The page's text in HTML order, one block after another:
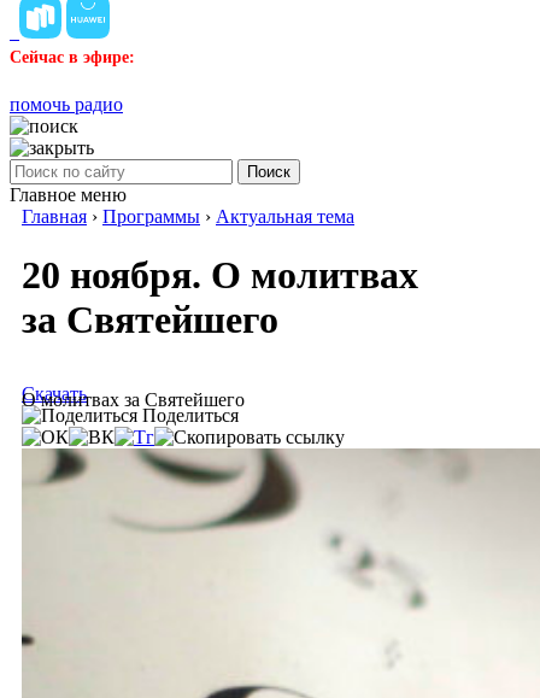
Сейчас в эфире:
помочь радио
Поиск
Главное меню
Главная › Программы › Актуальная тема
20 ноября. О молитвах
за Святейшего
О молитвах за Святейшего
Скачать
Поделиться